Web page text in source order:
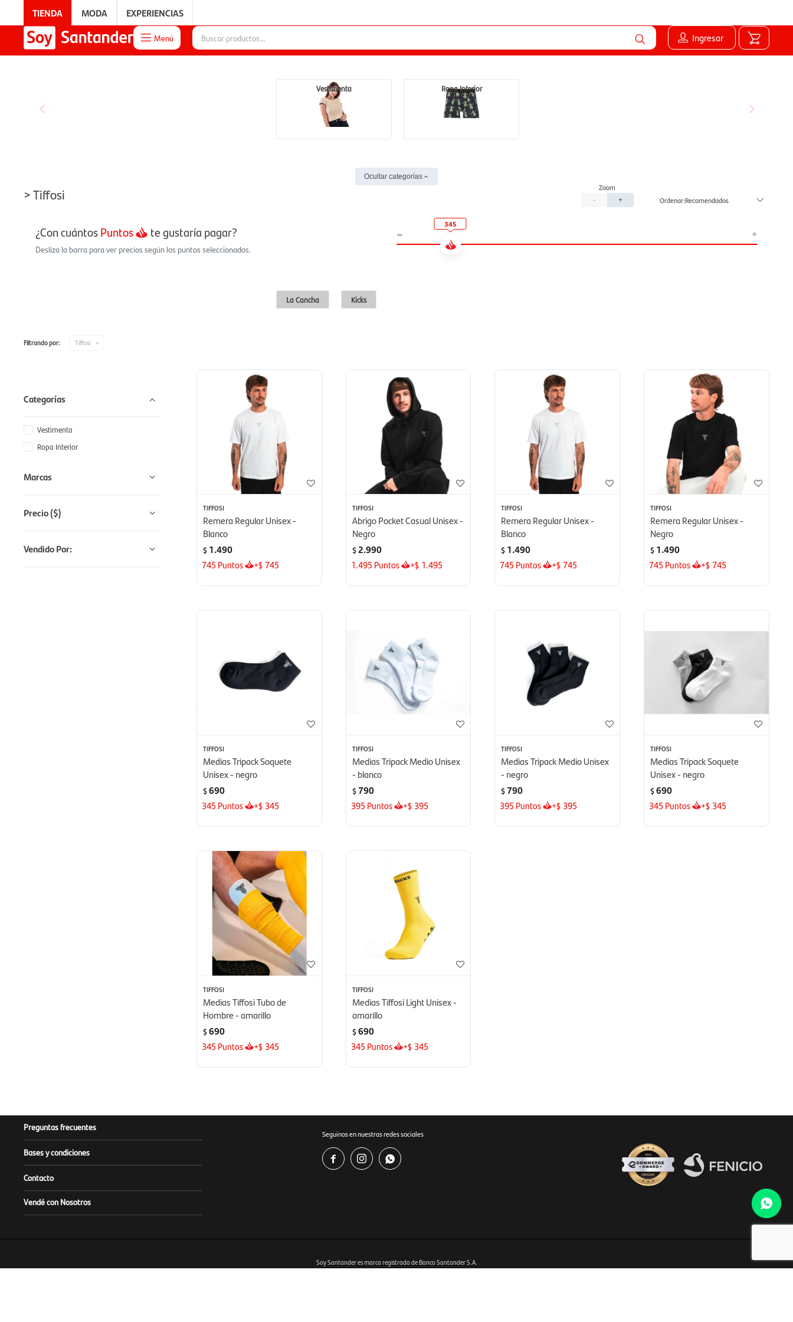
TIENDA MODA EXPERIENCIAS
 Menú Ingresar
Vestimenta Ropa Interior
Ocultar categorías
> Tiffosi - + Recomendados
¿Con cuántosPuntos te gustaría pagar?
Desliza la barra para ver precios según los puntos seleccionados.
- +
345
La Cancha Kicks
Filtrando por: Tiffosi
TIFFOSI
Remera Regular Unisex -
Blanco
$ 1.490
745 Puntos +$ 745
TIFFOSI
Abrigo Pocket Casual Unisex -
Negro
$2.990
1.495 Puntos +$ 1.495
TIFFOSI
Remera Regular Unisex -
Blanco
$ 1.490
745 Puntos +$ 745
TIFFOSI
Remera Regular Unisex -
Negro
$ 1.490
745 Puntos +$ 745
TIFFOSI
Medias Tripack Soquete
Unisex - negro
$690
345 Puntos +$ 345
TIFFOSI
Medias Tripack Medio Unisex
- blanco
$790
395 Puntos +$ 395
TIFFOSI
Medias Tripack Medio Unisex
- negro
$790
395 Puntos +$ 395
TIFFOSI
Medias Tripack Soquete
Unisex - negro
$690
345 Puntos +$ 345
TIFFOSI
Medias Tiffosi Tubo de
Hombre - amarillo
$690
345 Puntos +$ 345
TIFFOSI
Medias Tiffosi Light Unisex -
amarillo
$690
345 Puntos +$ 345
Categorías
Vestimenta
Ropa Interior
Marcas
Precio($)
Vendido Por:
Preguntas frecuentes
Bases y condiciones
Contacto
Vendé con Nosotros
Seguinos en nuestras redes sociales
  
Fenicio eCommerce Uruguay
Soy Santander es marca registrada de Banco Santander S.A.